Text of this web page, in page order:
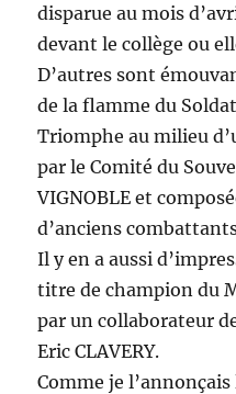
disparue au mois
devant le collège ou
D’autres sont
de la flamme du
Triomphe au milieu
par le Comité du
VIGNOBLE et
d’anciens
Il y en a aussi
titre de champion du
par un collaborateur
Eric CLAVERY.
Comme je